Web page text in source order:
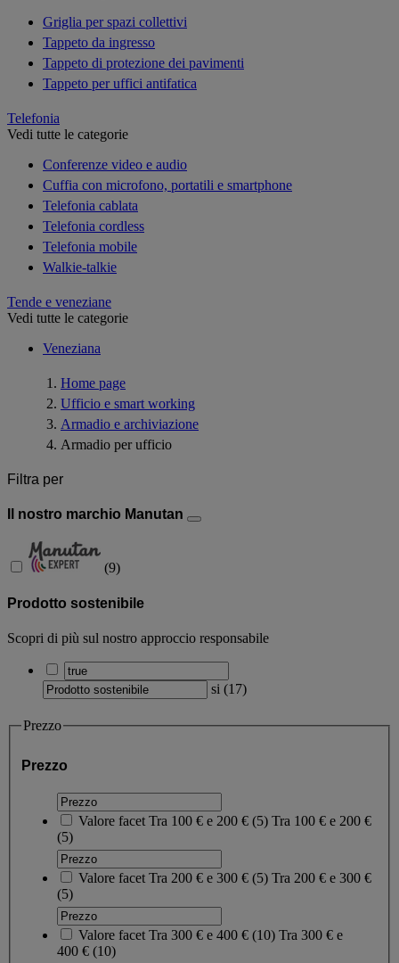
Griglia per spazi collettivi
Tappeto da ingresso
Tappeto di protezione dei pavimenti
Tappeto per uffici antifatica
Telefonia
Vedi tutte le categorie
Conferenze video e audio
Cuffia con microfono, portatili e smartphone
Telefonia cablata
Telefonia cordless
Telefonia mobile
Walkie-talkie
Tende e veneziane
Vedi tutte le categorie
Veneziana
Home page
Ufficio e smart working
Armadio e archiviazione
Armadio per ufficio
Filtra per
Il nostro marchio Manutan
(9)
Prodotto sostenibile
Scopri di più sul nostro approccio responsabile
si (17)
Prezzo
Prezzo
Valore facet Tra 100 € e 200 € (5) Tra 100 € e 200 €
(5)
Valore facet Tra 200 € e 300 € (5) Tra 200 € e 300 €
(5)
Valore facet Tra 300 € e 400 € (10) Tra 300 € e
400 € (10)